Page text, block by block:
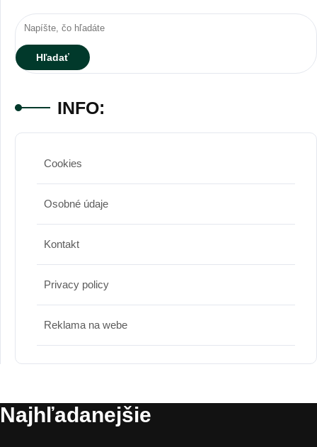
INFO:
Cookies
Osobné údaje
Kontakt
Privacy policy
Reklama na webe
Najhľadanejšie